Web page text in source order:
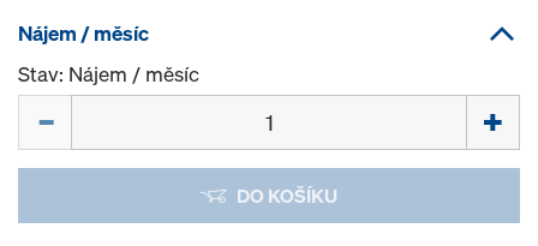
Nájem / měsíc
Stav: Nájem / měsíc
DO KOŠÍKU